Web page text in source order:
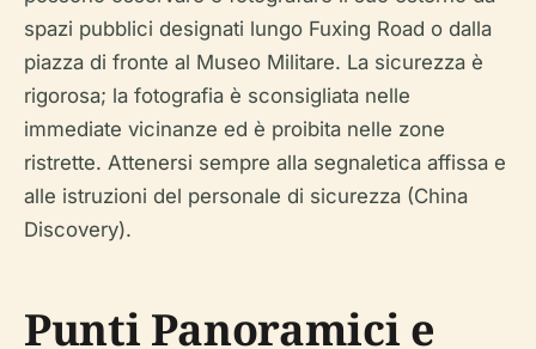
spazi pubblici designati lungo Fuxing Road o dalla
piazza di fronte al Museo Militare. La sicurezza è
rigorosa; la fotografia è sconsigliata nelle
immediate vicinanze ed è proibita nelle zone
ristrette. Attenersi sempre alla segnaletica affissa e
alle istruzioni del personale di sicurezza (China
Discovery).
Punti Panoramici e